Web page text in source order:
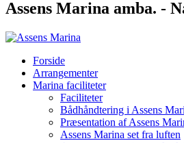
Assens Marina amba. -
Forside
Arrangementer
Marina faciliteter
Faciliteter
Bådhåndtering i Assens
Præsentation af Assens
Assens Marina set fra luften